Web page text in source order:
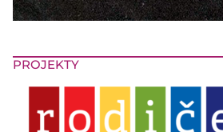
PROJEKTY